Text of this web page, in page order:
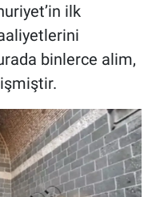
ilk
binlerce alim,